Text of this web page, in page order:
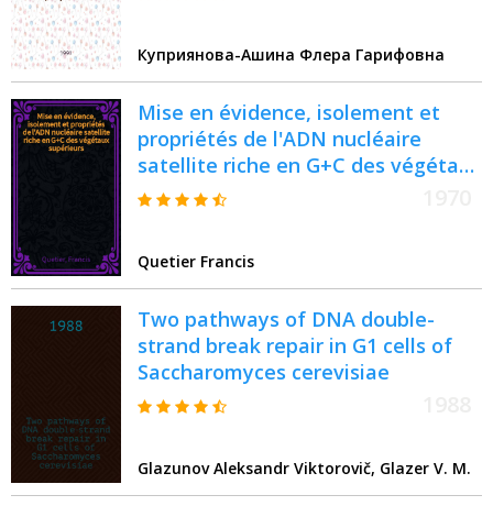
Куприянова-Ашина Флера Гарифовна
Mise en évidence, isolement et
propriétés de l'ADN nucléaire
satellite riche en G+C des végétaux
supérieurs : Article principal
d'Orsay, Univ. de Paris
Quetier Francis
Two pathways of DNA double-
strand break repair in G1 cells of
Saccharomyces cerevisiae
Glazunov Aleksandr Viktorovič, Glazer V. M.